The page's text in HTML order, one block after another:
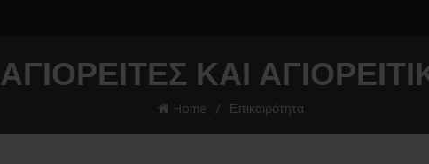
ΑΓΙΟΡΕΊΤΕΣ ΚΑΙ
Home Επικαιρότητα